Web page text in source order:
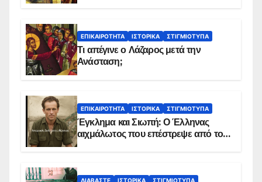
ΕΠΙΚΑΙΡΌΤΗΤΑ ΙΣΤΟΡΙΚΆ ΣΤΙΓΜΙΌΤΥΠΑ
Τι απέγινε ο Λάζαρος μετά την
Ανάσταση;
ΕΠΙΚΑΙΡΌΤΗΤΑ ΙΣΤΟΡΙΚΆ ΣΤΙΓΜΙΌΤΥΠΑ
Έγκλημα και Σιωπή: Ο Έλληνας
αιχμάλωτος που επέστρεψε από το
ΔΙΑΒΆΣΤΕ ΙΣΤΟΡΙΚΆ ΣΤΙΓΜΙΌΤΥΠΑ